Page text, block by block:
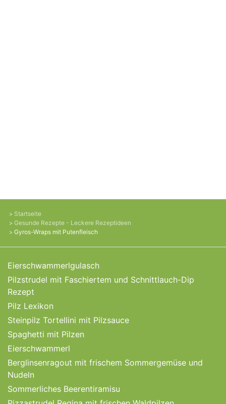
Startseite
Gesunde Rezepte - Leckere Rezeptideen
Gyros-Wraps mit Putenfleisch
Eierschwammerlgulasch
Pilzstrudel mit Faschiertem und Schnittlauch-Dip
Rezept
Pilz Lexikon
Steinpilz Tortellini mit Pilzsauce
Spaghetti mit Pilzen
Eierschwammerl
Berglinsenragout mit frischem Sommergemüse und
Nudeln
Sommerliches Beerentiramisu